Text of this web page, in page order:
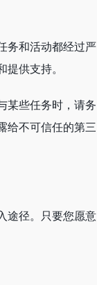
务和活动都经过严
供支持。
某些任务时，请务
给不可信任的第三
途径。只要您愿意